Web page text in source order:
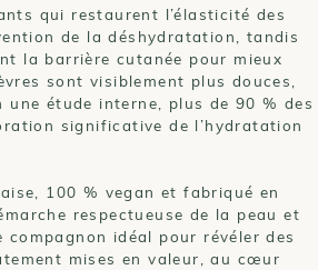
qui restaurent l’élasticité des
de la déshydratation, tandis
la barrière cutanée pour mieux
sont visiblement plus douces,
étude interne, plus de 90 % des
significative de l’hydratation
100 % vegan et fabriqué en
respectueuse de la peau et
compagnon idéal pour révéler des
mises en valeur, au cœur